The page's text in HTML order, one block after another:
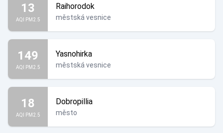
13
AQI PM2.5
Raihorodok
městská vesnice
149
AQI PM2.5
Yasnohirka
městská vesnice
18
AQI PM2.5
Dobropillia
město